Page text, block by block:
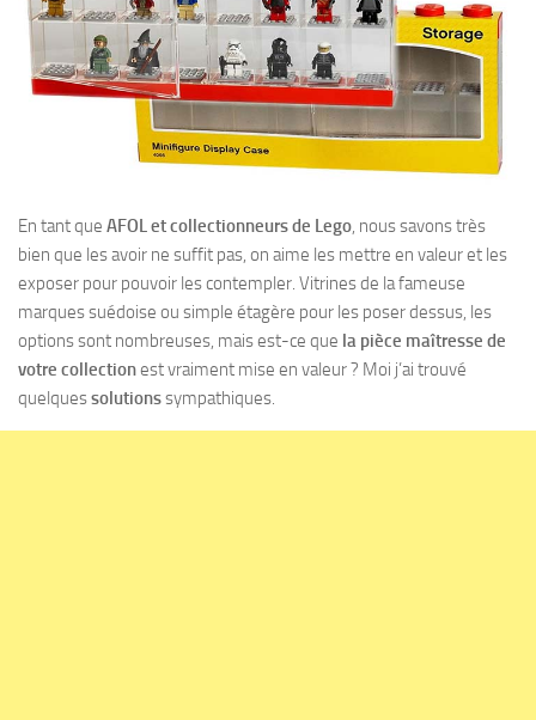
En tant que AFOL et collectionneurs de Lego, nous savons très
bien que les avoir ne suffit pas, on aime les mettre en valeur et les
exposer pour pouvoir les contempler. Vitrines de la fameuse
marques suédoise ou simple étagère pour les poser dessus, les
options sont nombreuses, mais est-ce que la pièce maîtresse de
votre collectionest vraiment mise en valeur ? Moi j’ai trouvé
quelquessolutionssympathiques.